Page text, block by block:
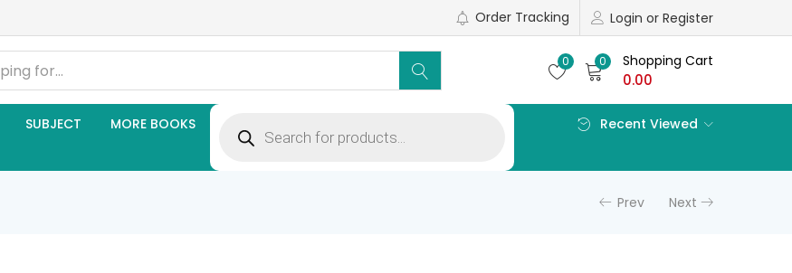
Login or Register
Order Tracking
0 0 Shopping Cart
0.00
SUBJECT MORE BOOKS search Recent Viewed
Prev Next